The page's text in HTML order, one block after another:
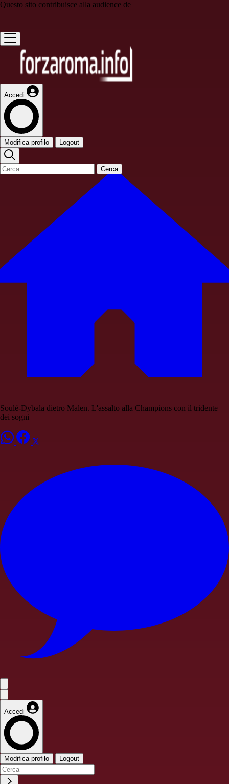
Questo sito contribuisce alla audience de
Accedi
Modifica profilo Logout
Cerca
Soulé-Dybala dietro Malen. L'assalto alla Champions con il tridente
dei sogni
Accedi
Modifica profilo Logout